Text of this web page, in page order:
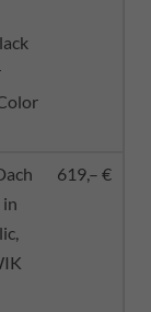
in
619,– €